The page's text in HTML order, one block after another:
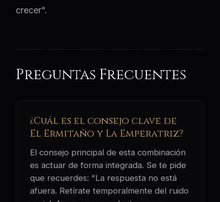
crecer".
Preguntas Frecuentes
¿Cuál es el consejo clave de
El Ermitaño y La Emperatriz?
El consejo principal de esta combinación
es actuar de forma integrada. Se te pide
que recuerdes: "La respuesta no está
afuera. Retírate temporalmente del ruido